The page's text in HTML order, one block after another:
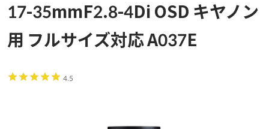
17-35mmF2.8-4Di OSD キヤノン
用 フルサイズ対応 A037E
4.5